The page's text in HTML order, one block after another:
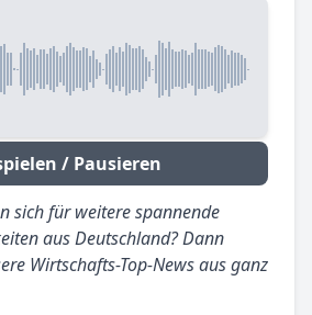
/ Pausieren
sich für weitere spannende
aus Deutschland? Dann
Wirtschafts-Top-News aus ganz